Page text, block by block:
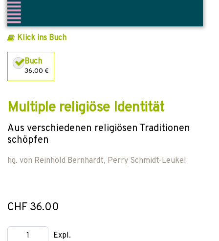
Klick ins Buch
Buch
36,00 €
Multiple religiöse Identität
Aus verschiedenen religiösen Traditionen
schöpfen
hg. von Reinhold Bernhardt, Perry Schmidt-Leukel
CHF 36.00
Expl.